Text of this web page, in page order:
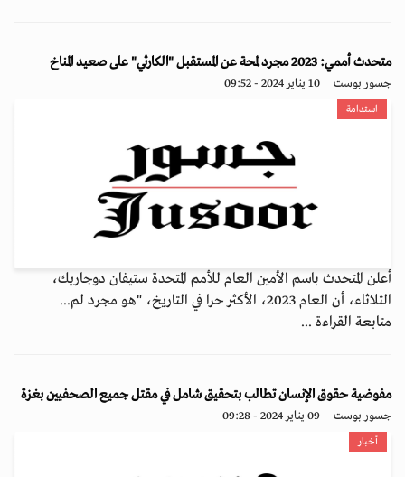
متحدث أممي: 2023 مجرد لمحة عن المستقبل "الكارثي" على صعيد المناخ
جسور بوست 10 يناير 2024 - 09:52
استدامة
أعلن المتحدث باسم الأمين العام للأمم المتحدة ستيفان دوجاريك،
الثلاثاء، أن العام 2023، الأكثر حرا في التاريخ، "هو مجرد لم...
متابعة القراءة ...
مفوضية حقوق الإنسان تطالب بتحقيق شامل في مقتل جميع الصحفيين بغزة
جسور بوست 09 يناير 2024 - 09:28
أخبار